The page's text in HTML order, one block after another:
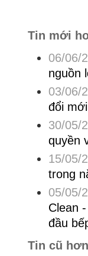
Tin mới
06/06/
nguồn
03/06/
đổi
30/05/
quyền
15/05/
trong
05/05/
Clean
đầu
Tin cũ